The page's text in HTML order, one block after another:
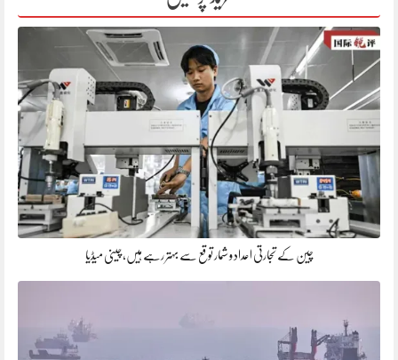
چین کے تجارتی اعداد و شمار توقع سے بہتر رہے ہیں، چینی میڈیا